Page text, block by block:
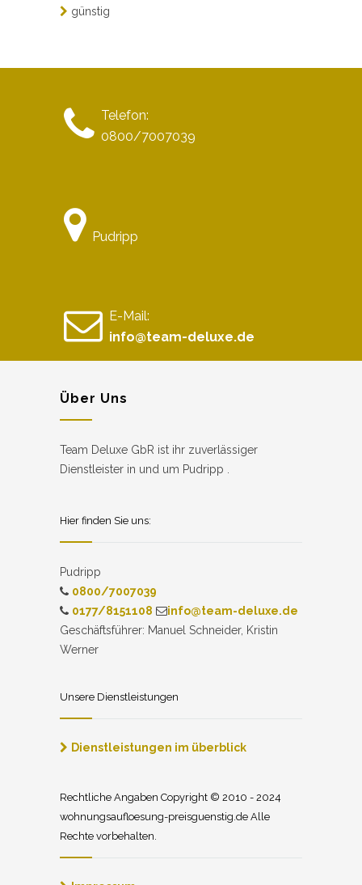
günstig
Telefon:
0800/7007039
Pudripp
E-Mail:
info@team-deluxe.de
Über Uns
Team Deluxe GbR ist ihr zuverlässiger
Dienstleister in und um Pudripp .
Hier finden Sie uns:
Pudripp
0800/7007039
0177/8151108
info@team-deluxe.de
Geschäftsführer: Manuel Schneider, Kristin
Werner
Unsere Dienstleistungen
Dienstleistungen im überblick
Rechtliche Angaben Copyright © 2010 - 2024
wohnungsaufloesung-preisguenstig.de Alle
Rechte vorbehalten.